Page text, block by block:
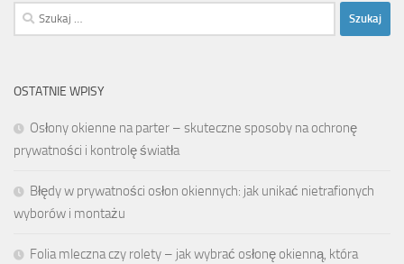
Szukaj:
OSTATNIE WPISY
Osłony okienne na parter – skuteczne sposoby na ochronę
prywatności i kontrolę światła
Błędy w prywatności osłon okiennych: jak unikać nietrafionych
wyborów i montażu
Folia mleczna czy rolety – jak wybrać osłonę okienną, która